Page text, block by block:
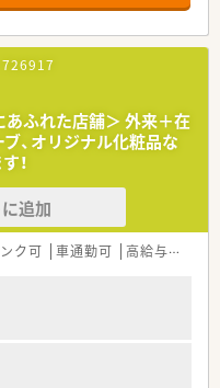
などの処方箋を1日約80から
の薬局です。
医療機関からも処方箋を受
ことができます。
待合室ではハーブティーを提
作っています。
、県内を中心に複数の店舗
しています。
た統合医療を提案しており、
的に取り組んでいます。
配慮した運営体制です。
薬剤師が多く活躍していま
726917
あふれた店舗＞ 外来＋在
、オリジナル化粧品な
！
追加
ク可 車通勤可 高給与(600万円以上)